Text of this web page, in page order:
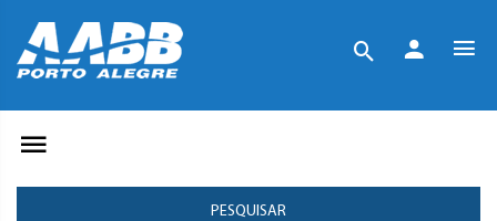
PESQUISAR